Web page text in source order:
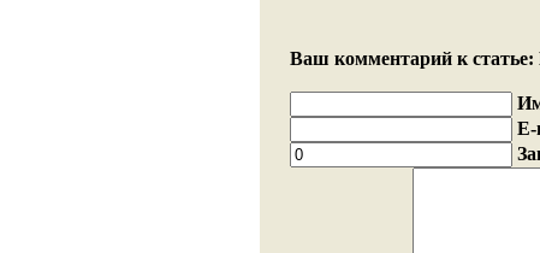
Ваш комментарий к статье:
E-